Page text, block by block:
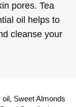
pores. Tea
oil helps to
cleanse your
Sweet Almonds